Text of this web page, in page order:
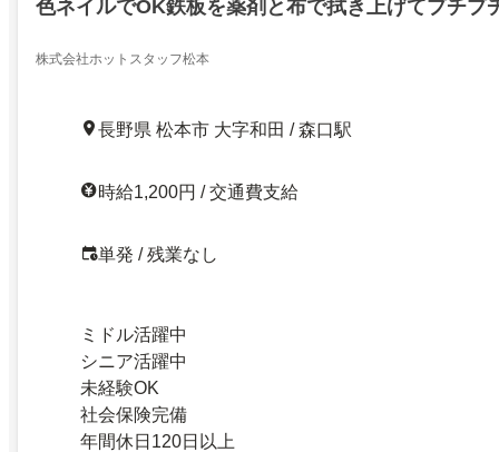
色ネイルでOK鉄板を薬剤と布で拭き上げてプチプ
株式会社ホットスタッフ松本
長野県 松本市 大字和田 / 森口駅
時給1,200円 / 交通費支給
単発 / 残業なし
ミドル活躍中
シニア活躍中
未経験OK
社会保険完備
年間休日120日以上